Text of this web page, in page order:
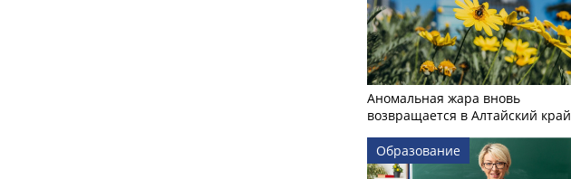
Аномальная жара вновь
возвращается в Алтайский край
Образование